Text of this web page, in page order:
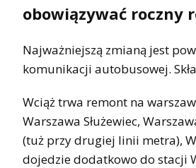
obowiązywać roczny
Najważniejszą zmianą jest
komunikacji autobusowej.
Wciąż trwa remont na
Warszawa Służewiec,
(tuż przy drugiej linii metra),
dojedzie dodatkowo do stacji